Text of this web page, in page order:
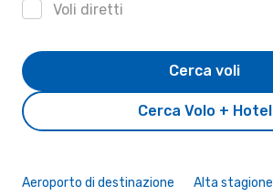
Voli diretti
Cerca Volo + Hotel
Cerca voli
Aeroporto di destinazione Alta stagione